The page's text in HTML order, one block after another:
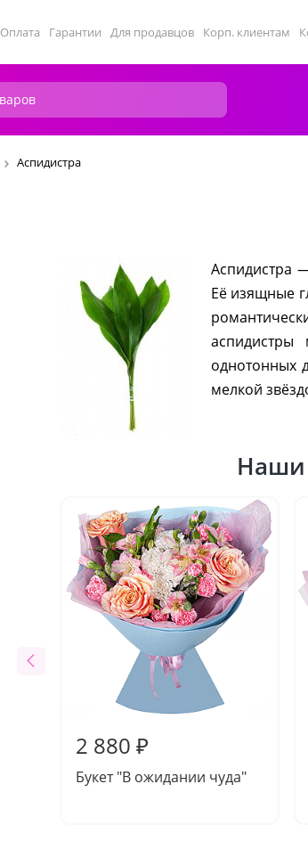
Оплата Гарантии Для продавцов Корп. клиентам
Аспидистра
Аспидистра
Её изящные
аспидистры
однотонных
мелкой
Наши
2 880 ₽
Букет "В ожидании чуда"